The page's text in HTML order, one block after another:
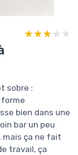
★★★★★
★★★★★
sobre :
forme
bien dans une
bar un peu
mais ça ne fait
travail, ça